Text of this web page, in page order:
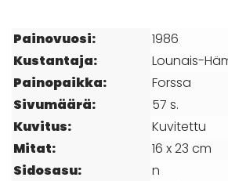
Painovuosi:
1986
Kustantaja:
Lounais-
Painopaikka:
Forssa
Sivumäärä:
57 s.
Kuvitus:
Kuvitettu
Mitat:
16 x 23 cm
Sidosasu:
n